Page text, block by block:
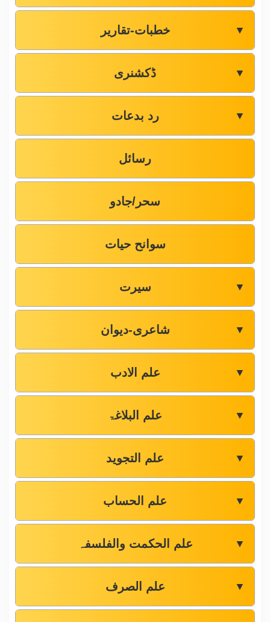
خطبات-تقاریر ▼
ڈکشنری ▼
رد بدعات ▼
رسائل
سحر/جادو
سوانح حیات
سیرت ▼
شاعری-دیوان ▼
علم الادب ▼
علم البلاغۃ ▼
علم التجوید ▼
علم الحساب ▼
علم الحکمت والفلسفہ ▼
علم الصرف ▼